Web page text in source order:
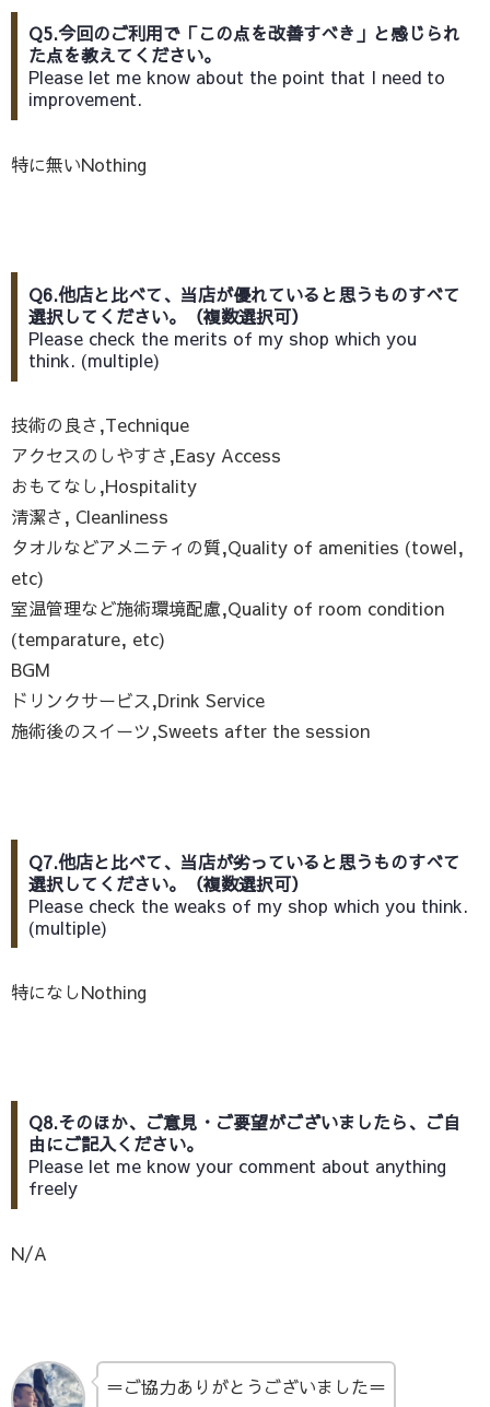
Q5.今回のご利用で「この点を改善すべき」と感じられ
た点を教えてください。
Please let me know about the point that I need to
improvement.
特に無いNothing
Q6.他店と比べて、当店が優れていると思うものすべて
選択してください。（複数選択可）
Please check the merits of my shop which you
think. (multiple)
技術の良さ,Technique
アクセスのしやすさ,Easy Access
おもてなし,Hospitality
清潔さ, Cleanliness
タオルなどアメニティの質,Quality of amenities (towel,
etc)
室温管理など施術環境配慮,Quality of room condition
(temparature, etc)
BGM
ドリンクサービス,Drink Service
施術後のスイーツ,Sweets after the session
Q7.他店と比べて、当店が劣っていると思うものすべて
選択してください。（複数選択可）
Please check the weaks of my shop which you think.
(multiple)
特になしNothing
Q8.そのほか、ご意見・ご要望がございましたら、ご自
由にご記入ください。
Please let me know your comment about anything
freely
N/A
＝ご協力ありがとうございました＝